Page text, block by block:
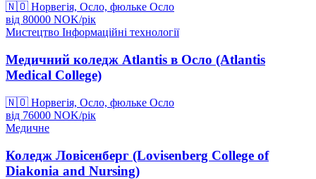
🇳🇴 Норвегія, Осло, фюльке Осло
від 80000 NOK/рік
Мистецтво Інформаційні технології
Медичний коледж Atlantis в Осло (Atlantis
Medical College)
🇳🇴 Норвегія, Осло, фюльке Осло
від 76000 NOK/рік
Медичне
Коледж Ловісенберг (Lovisenberg College of
Diakonia and Nursing)